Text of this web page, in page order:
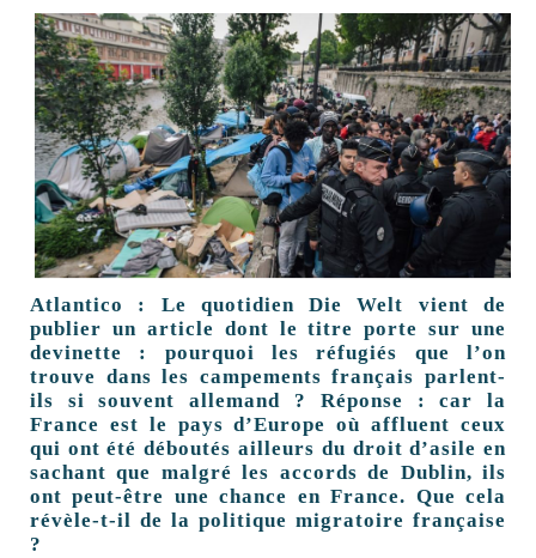
Atlantico : Le quotidien Die Welt vient de
publier un article dont le titre porte sur une
devinette : pourquoi les réfugiés que l’on
trouve dans les campements français parlent-
ils si souvent allemand ? Réponse : car la
France est le pays d’Europe où affluent ceux
qui ont été déboutés ailleurs du droit d’asile en
sachant que malgré les accords de Dublin, ils
ont peut-être une chance en France. Que cela
révèle-t-il de la politique migratoire française
?